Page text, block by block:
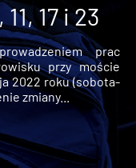
17 i 23
prac
przy moście
2022 roku (sobota-
zmiany...